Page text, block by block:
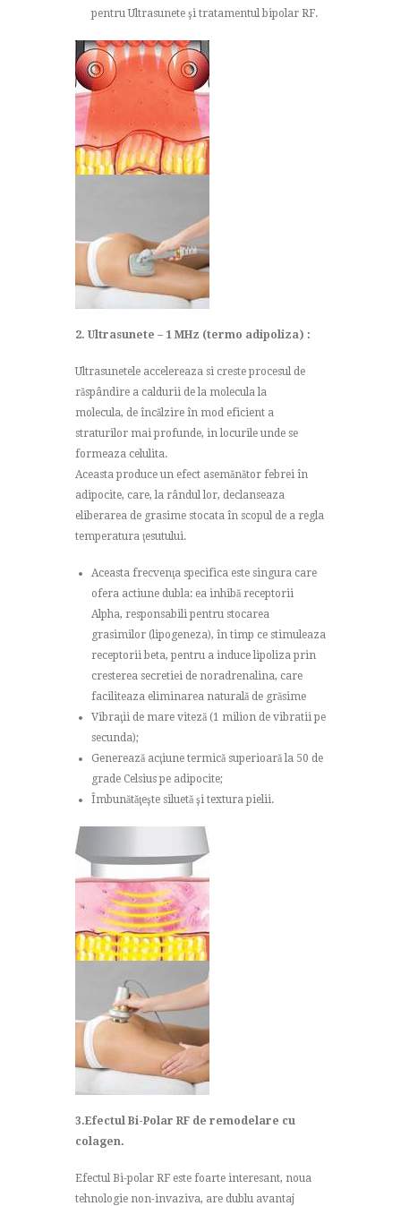
pentru Ultrasunete şi tratamentul bipolar RF.
2. Ultrasunete – 1 MHz (termo adipoliza) :
Ultrasunetele accelereaza si creste procesul de
răspândire a caldurii de la molecula la
molecula, de încălzire în mod eficient a
straturilor mai profunde, in locurile unde se
formeaza celulita.
Aceasta produce un efect asemănător febrei în
adipocite, care, la rândul lor, declanseaza
eliberarea de grasime stocata în scopul de a regla
temperatura ţesutului.
Aceasta frecvenţa specifica este singura care
ofera actiune dubla: ea inhibă receptorii
Alpha, responsabili pentru stocarea
grasimilor (lipogeneza), în timp ce stimuleaza
receptorii beta, pentru a induce lipoliza prin
cresterea secretiei de noradrenalina, care
faciliteaza eliminarea naturală de grăsime
Vibraţii de mare viteză (1 milion de vibratii pe
secunda);
Generează acţiune termică superioară la 50 de
grade Celsius pe adipocite;
Îmbunătăţeşte siluetă şi textura pielii.
3.Efectul Bi-Polar RF de remodelare cu
colagen.
Efectul Bi-polar RF este foarte interesant, noua
tehnologie non-invaziva, are dublu avantaj